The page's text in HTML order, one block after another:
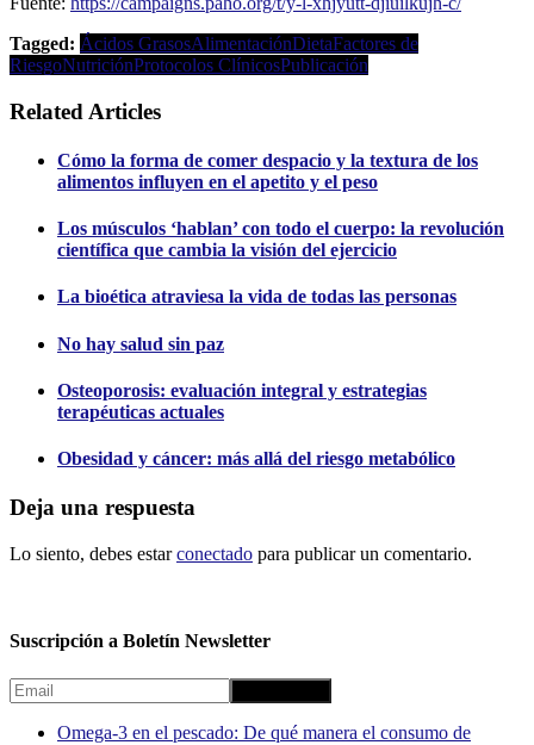
Tagged: Ácidos GrasosAlimentaciónDietaFactores de
RiesgoNutriciónProtocolos ClínicosPublicación
Related Articles
Cómo la forma de comer despacio y la textura de los
alimentos influyen en el apetito y el peso
Los músculos ‘hablan’ con todo el cuerpo: la revolución
científica que cambia la visión del ejercicio
La bioética atraviesa la vida de todas las personas
No hay salud sin paz
Osteoporosis: evaluación integral y estrategias
terapéuticas actuales
Obesidad y cáncer: más allá del riesgo metabólico
Deja una respuesta
Lo siento, debes estarconectado para publicar un comentario.
Suscripción a Boletín Newsletter
Omega-3 en el pescado: De qué manera el consumo de